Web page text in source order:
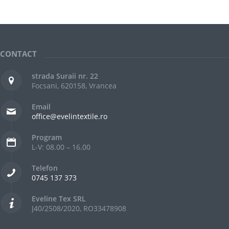
CONTACT
strada Suraii nr. 22
Focsani, 620158, Vrancea
Email
office@evelintextile.ro
Program
L-V: 08.00 – 16.00
Telefon
0745 137 373
Eveline Tex SRL
J40/2508/2020, RO33478908